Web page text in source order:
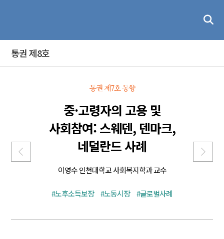
통권 제8호
통권 제7호 동향
중·고령자의 고용 및
사회참여: 스웨덴, 덴마크,
네덜란드 사례
이영수 인천대학교 사회복지학과 교수
#노후소득보장 #노동시장 #글로벌사례